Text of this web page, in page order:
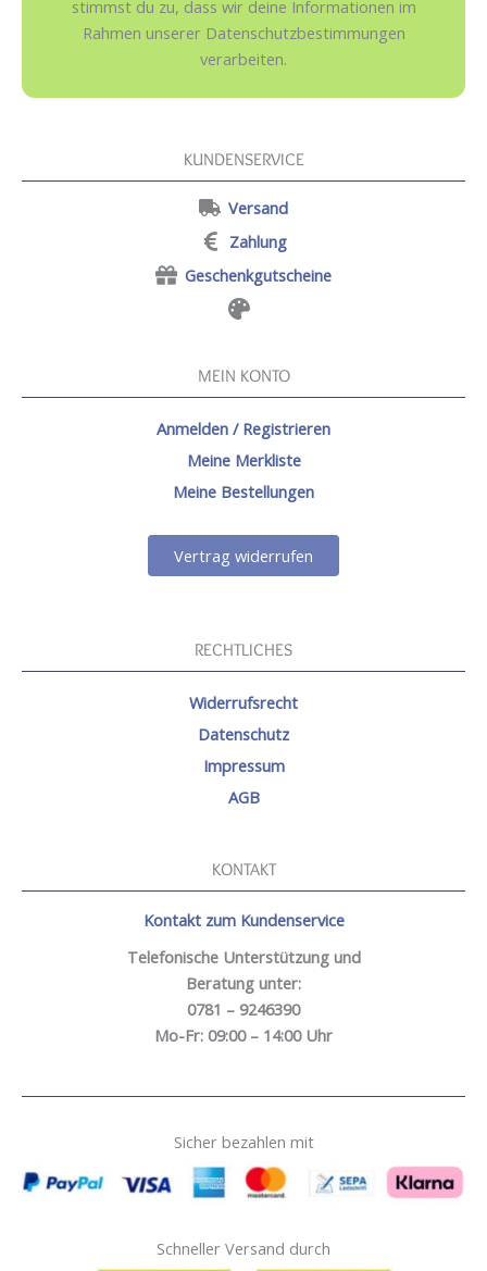
stimmst du zu, dass wir deine Informationen im
Rahmen unserer Datenschutzbestimmungen
verarbeiten.
KUNDENSERVICE
Versand
Zahlung
Geschenkgutscheine
MEIN KONTO
Anmelden / Registrieren
Meine Merkliste
Meine Bestellungen
Vertrag widerrufen
RECHTLICHES
Widerrufsrecht
Datenschutz
Impressum
AGB
KONTAKT
Kontakt zum Kundenservice
Telefonische Unterstützung und
Beratung unter:
0781 – 9246390
Mo-Fr: 09:00 – 14:00 Uhr
Sicher bezahlen mit
Schneller Versand durch